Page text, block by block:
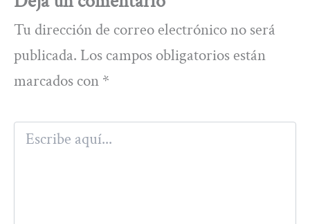
Tu dirección de correo electrónico no será
publicada. Los campos obligatorios están
marcados con *
Escribe
aquí...